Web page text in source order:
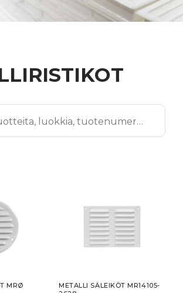
MRØ
METALLI SÄLEIKÖT MR14105-